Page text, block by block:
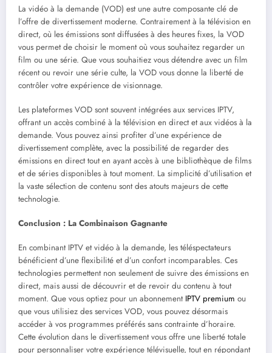
La vidéo à la demande (VOD) est une autre composante clé de
l’offre de divertissement moderne. Contrairement à la télévision en
direct, où les émissions sont diffusées à des heures fixes, la VOD
vous permet de choisir le moment où vous souhaitez regarder un
film ou une série. Que vous souhaitiez vous détendre avec un film
récent ou revoir une série culte, la VOD vous donne la liberté de
contrôler votre expérience de visionnage.
Les plateformes VOD sont souvent intégrées aux services IPTV,
offrant un accès combiné à la télévision en direct et aux vidéos à la
demande. Vous pouvez ainsi profiter d’une expérience de
divertissement complète, avec la possibilité de regarder des
émissions en direct tout en ayant accès à une bibliothèque de films
et de séries disponibles à tout moment. La simplicité d’utilisation et
la vaste sélection de contenu sont des atouts majeurs de cette
technologie.
Conclusion : La Combinaison Gagnante
En combinant IPTV et vidéo à la demande, les téléspectateurs
bénéficient d’une flexibilité et d’un confort incomparables. Ces
technologies permettent non seulement de suivre des émissions en
direct, mais aussi de découvrir et de revoir du contenu à tout
moment. Que vous optiez pour un abonnement IPTV premium ou
que vous utilisiez des services VOD, vous pouvez désormais
accéder à vos programmes préférés sans contrainte d’horaire.
Cette évolution dans le divertissement vous offre une liberté totale
pour personnaliser votre expérience télévisuelle, tout en répondant